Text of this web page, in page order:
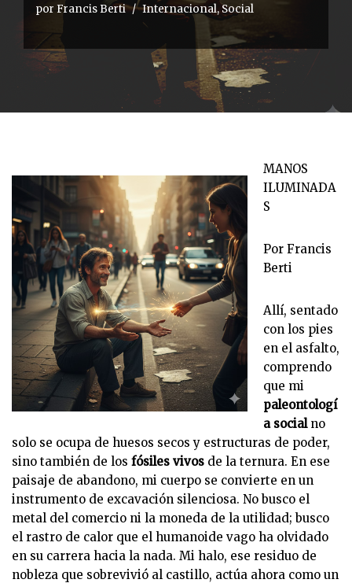
por Francis Berti Internacional,Social
MANOS
ILUMINADA
S
Por Francis
Berti
Allí, sentado
con los pies
en el asfalto,
comprendo
que mi
paleontologí
a socialno
solo se ocupa de huesos secos y estructuras de poder,
sino también de los fósiles vivos de la ternura. En ese
paisaje de abandono, mi cuerpo se convierte en un
instrumento de excavación silenciosa. No busco el
metal del comercio ni la moneda de la utilidad; busco
el rastro de calor que el humanoide vago ha olvidado
en su carrera hacia la nada. Mi halo, ese residuo de
nobleza que sobrevivió al castillo, actúa ahora como un